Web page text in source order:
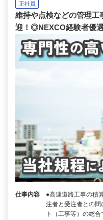
正社員
維持や点検などの管理工
迎！◎NEXCO経験者優遇
仕事内容
●高速道路工事の積
注者と受注者との間
ト（工事等）の総